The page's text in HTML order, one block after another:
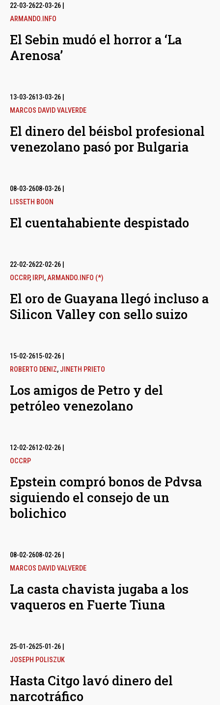
22-03-2622-03-26
ARMANDO.INFO
El Sebin mudó el horror a ‘La
Arenosa’
13-03-2613-03-26
MARCOS DAVID VALVERDE
El dinero del béisbol profesional
venezolano pasó por Bulgaria
08-03-2608-03-26
LISSETH BOON
El cuentahabiente despistado
22-02-2622-02-26
OCCRP, IRPI ,ARMANDO.INFO (*)
El oro de Guayana llegó incluso a
Silicon Valley con sello suizo
15-02-2615-02-26
ROBERTO DENIZ, JINETH PRIETO
Los amigos de Petro y del
petróleo venezolano
12-02-2612-02-26
OCCRP
Epstein compró bonos de Pdvsa
siguiendo el consejo de un
bolichico
08-02-2608-02-26
MARCOS DAVID VALVERDE
La casta chavista jugaba a los
vaqueros en Fuerte Tiuna
25-01-2625-01-26
JOSEPH POLISZUK
Hasta Citgo lavó dinero del
narcotráfico